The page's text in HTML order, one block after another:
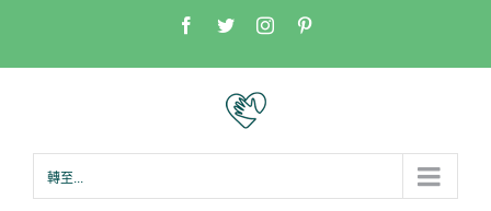
to
Facebook
TwitterInstagram
轉至...